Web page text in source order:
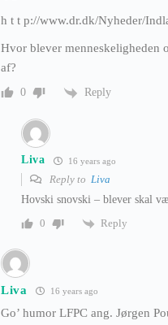
h t t p://www.dr.dk/Nyheder/
Hvor blever menneskeligheden
af?
0 Reply
Liva 16 years ago
Reply to Liva
Hovski snovski – blever skal
0
Reply
Liva 16 years ago
Go’ humor LFPC ang. Jørgen